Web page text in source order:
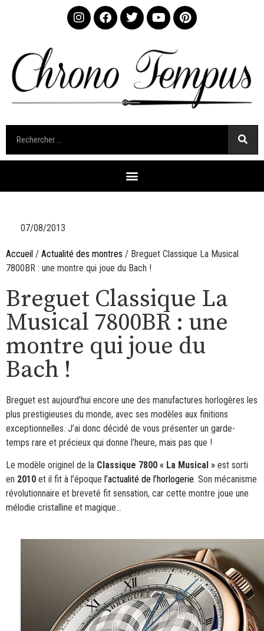
07/08/2013
Accueil / Actualité des montres / Breguet Classique La Musical
7800BR : une montre qui joue du Bach !
Breguet Classique La
Musical 7800BR : une
montre qui joue du
Bach !
Breguet est aujourd’hui encore une des manufactures horlogères les
plus prestigieuses du monde, avec ses modèles aux finitions
exceptionnelles. J’ai donc décidé de vous présenter un garde-
temps rare et précieux qui donne l’heure, mais pas que !
Le modèle originel de la Classique 7800 « La Musical » est sorti
en 2010 et il fit à l’époque l’actualité de l’horlogerie. Son mécanisme
révolutionnaire et breveté fit sensation, car cette montre joue une
mélodie cristalline et magique…